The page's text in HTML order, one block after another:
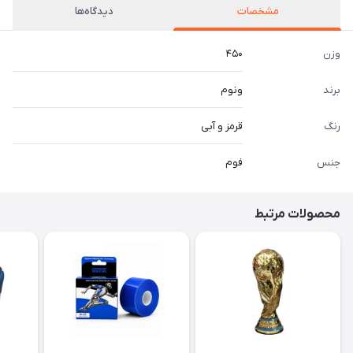
مشخصات دیدگاه‌ها
وزن ۴۵۰
برند ونوم
رنگ قرمز و آبی
جنس فوم
محصولات مرتبط